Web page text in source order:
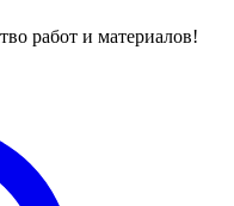
работ и материалов!